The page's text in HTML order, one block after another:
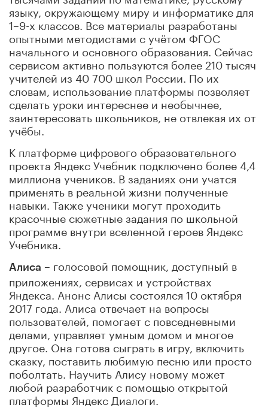
языку, окружающему миру и информатике для
1–9-х классов. Все материалы разработаны
опытными методистами с учётом ФГОС
начального и основного образования. Сейчас
сервисом активно пользуются более 210 тысяч
учителей из 40 700 школ России. По их
словам, использование платформы позволяет
сделать уроки интереснее и необычнее,
заинтересовать школьников, не отвлекая их от
учёбы.
К платформе цифрового образовательного
проекта Яндекс Учебник подключено более 4,4
миллиона учеников. В заданиях они учатся
применять в реальной жизни полученные
навыки. Также ученики могут проходить
красочные сюжетные задания по школьной
программе внутри вселенной героев Яндекс
Учебника.
Алиса – голосовой помощник, доступный в
приложениях, сервисах и устройствах
Яндекса. Анонс Алисы состоялся 10 октября
2017 года. Алиса отвечает на вопросы
пользователей, помогает с повседневными
делами, управляет умным домом и многое
другое. Она готова сыграть в игру, включить
сказку, поставить любимую песню или просто
поболтать. Научить Алису новому может
любой разработчик с помощью открытой
платформы Яндекс Диалоги.